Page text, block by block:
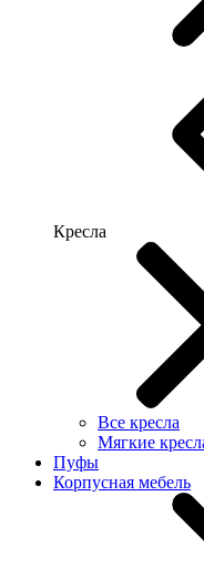
Кресла
Все кресла
Мягкие
Пуфы
Корпусная мебель